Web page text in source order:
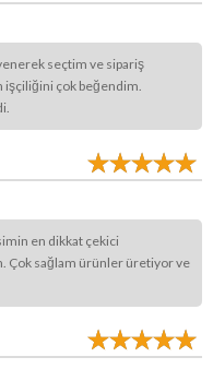
seçtim ve sipariş
çok beğendim.
en dikkat çekici
Çok sağlam ürünler üretiyor ve